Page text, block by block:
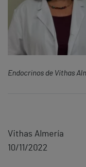
Endocrinos de Vithas
Vithas Almería
10/11/2022